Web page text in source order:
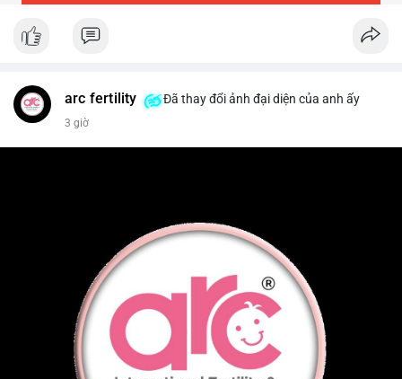
arc fertility Đã thay đổi ảnh đại diện của anh ấy
3 giờ